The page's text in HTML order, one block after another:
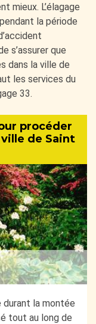
mieux. L’élagage
la période
s’assurer que
dans la ville de
les services du
33.
procéder
ville de Saint
la montée
tout au long de